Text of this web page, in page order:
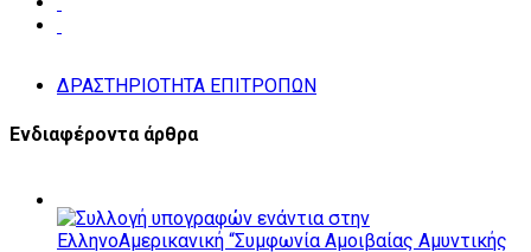
ΔΡΑΣΤΗΡΙΟΤΗΤΑ ΕΠΙΤΡΟΠΩΝ
Ενδιαφέροντα άρθρα